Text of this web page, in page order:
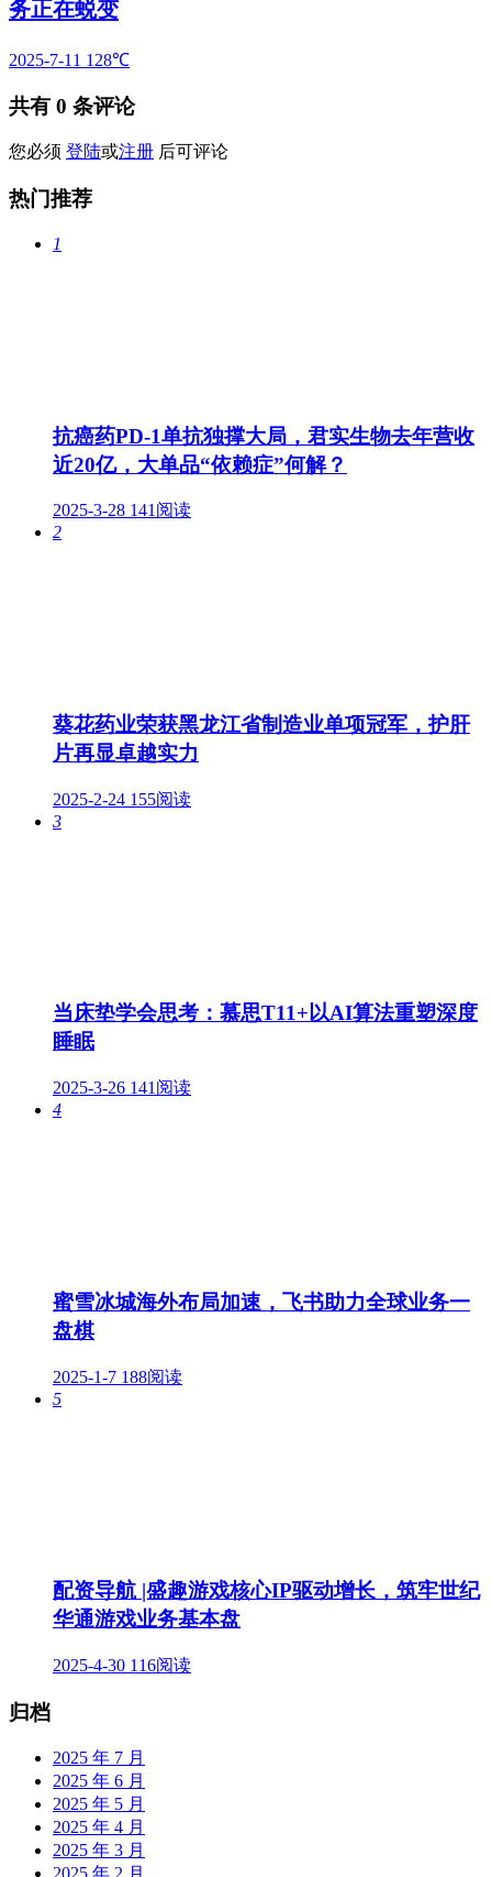
务正在蜕变
2025-7-11 128℃
共有 0 条评论
您必须 登陆或注册 后可评论
热门推荐
1
抗癌药PD-1单抗独撑大局，君实生物去年营收
近20亿，大单品“依赖症”何解？
2025-3-28 141阅读
2
葵花药业荣获黑龙江省制造业单项冠军，护肝
片再显卓越实力
2025-2-24 155阅读
3
当床垫学会思考：慕思T11+以AI算法重塑深度
睡眠
2025-3-26 141阅读
4
蜜雪冰城海外布局加速，飞书助力全球业务一
盘棋
2025-1-7 188阅读
5
配资导航 |盛趣游戏核心IP驱动增长，筑牢世纪
华通游戏业务基本盘
2025-4-30 116阅读
归档
2025 年 7 月
2025 年 6 月
2025 年 5 月
2025 年 4 月
2025 年 3 月